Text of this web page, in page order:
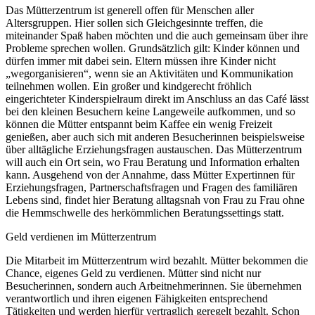
Das Mütterzentrum ist generell offen für Menschen aller
Altersgruppen. Hier sollen sich Gleichgesinnte treffen, die
miteinander Spaß haben möchten und die auch gemeinsam über ihre
Probleme sprechen wollen. Grundsätzlich gilt: Kinder können und
dürfen immer mit dabei sein. Eltern müssen ihre Kinder nicht
„wegorganisieren“, wenn sie an Aktivitäten und Kommunikation
teilnehmen wollen. Ein großer und kindgerecht fröhlich
eingerichteter Kinderspielraum direkt im Anschluss an das Café lässt
bei den kleinen Besuchern keine Langeweile aufkommen, und so
können die Mütter entspannt beim Kaffee ein wenig Freizeit
genießen, aber auch sich mit anderen Besucherinnen beispielsweise
über alltägliche Erziehungsfragen austauschen. Das Mütterzentrum
will auch ein Ort sein, wo Frau Beratung und Information erhalten
kann. Ausgehend von der Annahme, dass Mütter Expertinnen für
Erziehungsfragen, Partnerschaftsfragen und Fragen des familiären
Lebens sind, findet hier Beratung alltagsnah von Frau zu Frau ohne
die Hemmschwelle des herkömmlichen Beratungssettings statt.
Geld verdienen im Mütterzentrum
Die Mitarbeit im Mütterzentrum wird bezahlt. Mütter bekommen die
Chance, eigenes Geld zu verdienen. Mütter sind nicht nur
Besucherinnen, sondern auch Arbeitnehmerinnen. Sie übernehmen
verantwortlich und ihren eigenen Fähigkeiten entsprechend
Tätigkeiten und werden hierfür vertraglich geregelt bezahlt. Schon